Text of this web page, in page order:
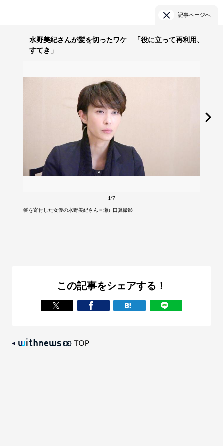
記事ページへ
水野美紀さんが髪を切ったワケ 「役に立って再利用、
すてき」
1/7
髪を寄付した女優の水野美紀さん＝瀬戸口翼撮影
この記事をシェアする！